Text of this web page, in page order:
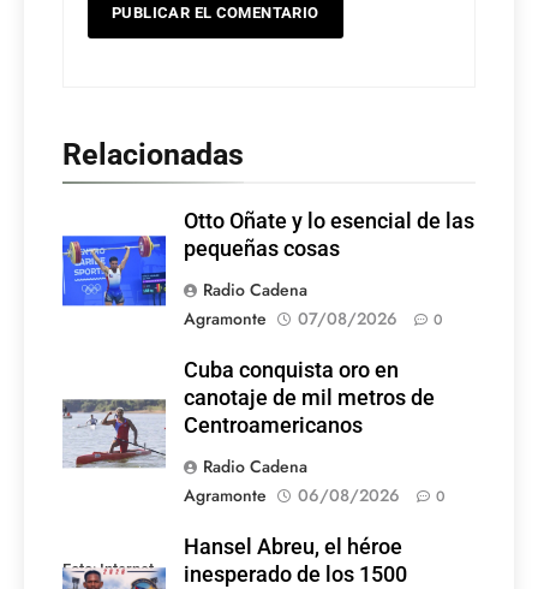
Relacionadas
Otto Oñate y lo esencial de las
pequeñas cosas
Radio Cadena
Agramonte
07/08/2026 0
Cuba conquista oro en
canotaje de mil metros de
Centroamericanos
Radio Cadena
Agramonte
06/08/2026 0
Foto: Internet
Hansel Abreu, el héroe
inesperado de los 1500